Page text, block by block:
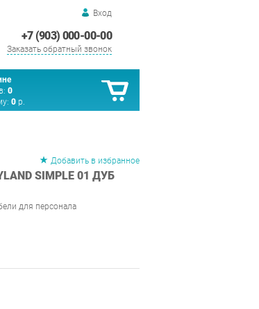
Вход
+7 (903) 000-00-00
Заказать обратный звонок
0
0 р.
Добавить в избранное
SIMPLE 01 ДУБ
для персонала